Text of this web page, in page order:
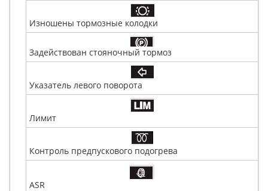
Изношены тормозные колодки
Задействован стояночный тормоз
Указатель левого поворота
Лимит
Контроль предпускового подогрева
ASR